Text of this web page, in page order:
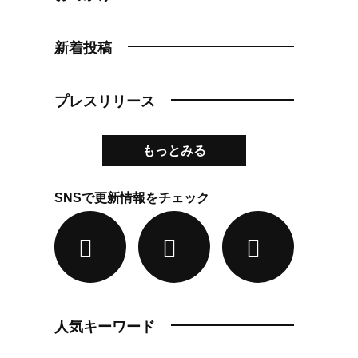
新着投稿
プレスリリース
もっとみる
SNSで更新情報をチェック
人気キーワード